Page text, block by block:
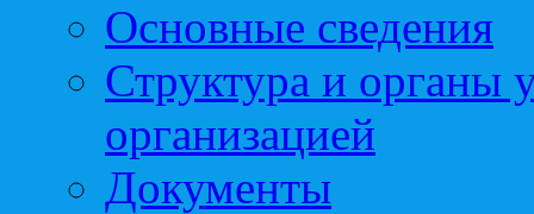
Основные сведения
Структура и органы
организацией
Документы